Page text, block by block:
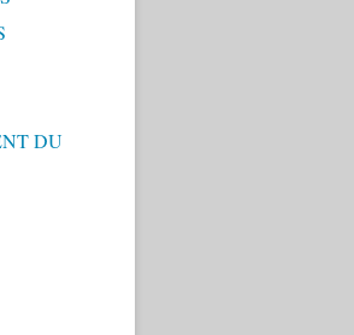
DU